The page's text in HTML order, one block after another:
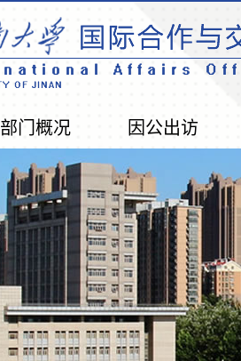
部门概况 因公出访